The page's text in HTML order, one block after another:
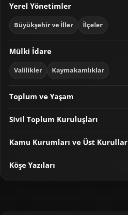
Yerel Yönetimler
Büyükşehir ve İller İlçeler
Mülki İdare
Valilikler Kaymakamlıklar
Toplum ve Yaşam
Sivil Toplum Kuruluşları
Kamu Kurumları ve Üst Kurullar
Köşe Yazıları